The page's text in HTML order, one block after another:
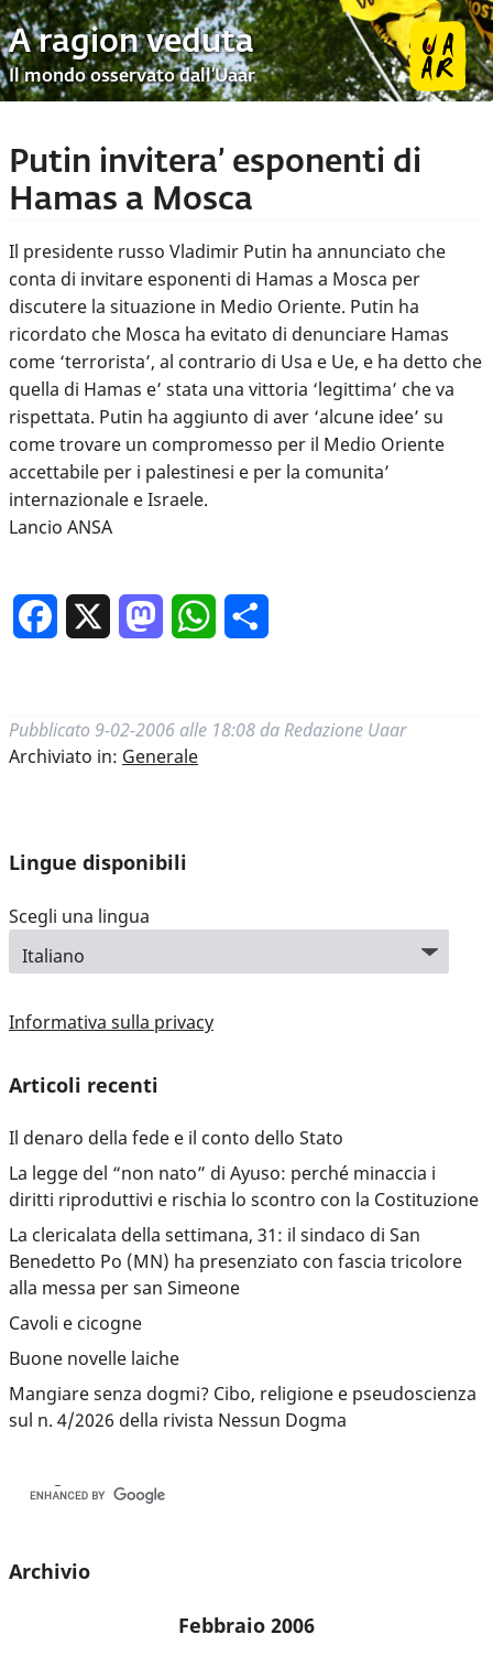
A ragion veduta
Il mondo osservato dall’Uaar
Putin invitera’ esponenti di
Hamas a Mosca
Il presidente russo Vladimir Putin ha annunciato che
conta di invitare esponenti di Hamas a Mosca per
discutere la situazione in Medio Oriente. Putin ha
ricordato che Mosca ha evitato di denunciare Hamas
come ‘terrorista’, al contrario di Usa e Ue, e ha detto che
quella di Hamas e’ stata una vittoria ‘legittima’ che va
rispettata. Putin ha aggiunto di aver ‘alcune idee’ su
come trovare un compromesso per il Medio Oriente
accettabile per i palestinesi e per la comunita’
internazionale e Israele.
Lancio ANSA
Facebook MastodonWhatsApp
Pubblicato 9-02-2006 alle 18:08 da Redazione Uaar
Archiviato in: Generale
Lingue disponibili
Scegli una lingua
Informativa sulla privacy
Articoli recenti
Il denaro della fede e il conto dello Stato
La legge del “non nato” di Ayuso: perché minaccia i
diritti riproduttivi e rischia lo scontro con la Costituzione
La clericalata della settimana, 31: il sindaco di San
Benedetto Po (MN) ha presenziato con fascia tricolore
alla messa per san Simeone
Cavoli e cicogne
Buone novelle laiche
Mangiare senza dogmi? Cibo, religione e pseudoscienza
sul n. 4/2026 della rivista Nessun Dogma
Archivio
Febbraio 2006